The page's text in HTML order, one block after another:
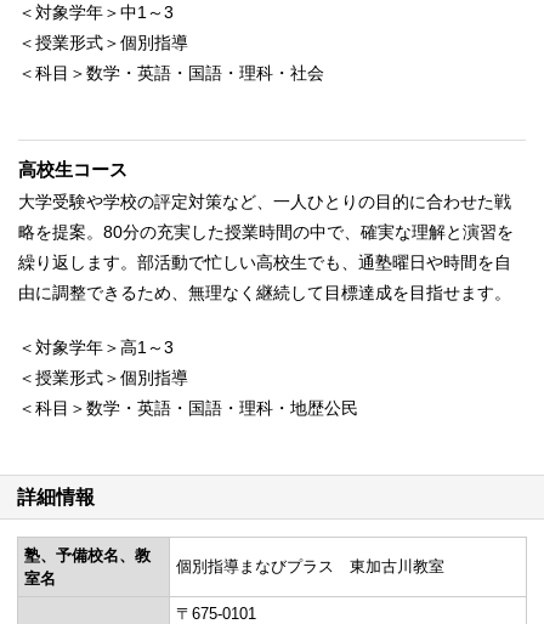
＜対象学年＞中1～3
＜授業形式＞個別指導
＜科目＞数学・英語・国語・理科・社会
高校生コース
大学受験や学校の評定対策など、一人ひとりの目的に合わせた戦
略を提案。80分の充実した授業時間の中で、確実な理解と演習を
繰り返します。部活動で忙しい高校生でも、通塾曜日や時間を自
由に調整できるため、無理なく継続して目標達成を目指せます。
＜対象学年＞高1～3
＜授業形式＞個別指導
＜科目＞数学・英語・国語・理科・地歴公民
詳細情報
塾、予備校名、教
室名
個別指導まなびプラス 東加古川教室
〒675-0101